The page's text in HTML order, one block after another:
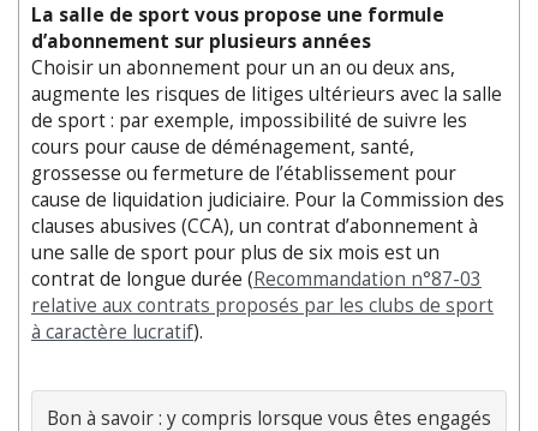
La salle de sport vous propose une formule
d’abonnement sur plusieurs années
Choisir un abonnement pour un an ou deux ans,
augmente les risques de litiges ultérieurs avec la salle
de sport : par exemple, impossibilité de suivre les
cours pour cause de déménagement, santé,
grossesse ou fermeture de l’établissement pour
cause de liquidation judiciaire. Pour la Commission des
clauses abusives (CCA), un contrat d’abonnement à
une salle de sport pour plus de six mois est un
contrat de longue durée (Recommandation n°87-03
relative aux contrats proposés par les clubs de sport
à caractère lucratif).
Bon à savoir : y compris lorsque vous êtes engagés